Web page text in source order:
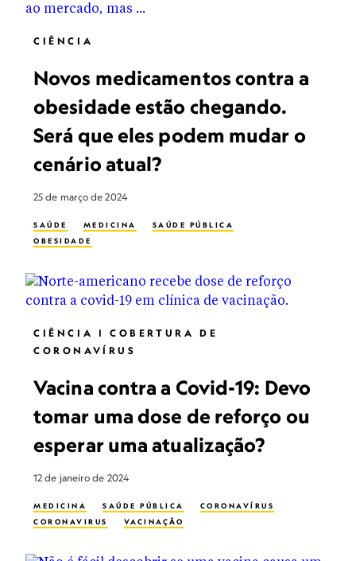
CIÊNCIA
Novos medicamentos contra a
obesidade estão chegando.
Será que eles podem mudar o
cenário atual?
25 de março de 2024
SAÚDE MEDICINA
SAÚDE PÚBLICA
OBESIDADE
CIÊNCIA | COBERTURA DE
CORONAVÍRUS
Vacina contra a Covid-19: Devo
tomar uma dose de reforço ou
esperar uma atualização?
12 de janeiro de 2024
MEDICINA SAÚDE PÚBLICA
CORONAVÍRUS
CORONAVIRUS
VACINAÇÃO